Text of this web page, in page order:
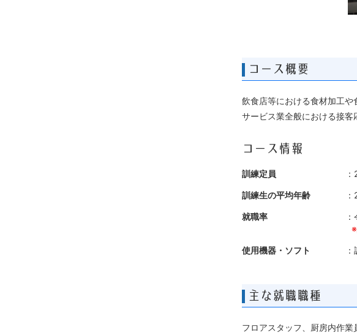
コース概要
飲食店等における食材加工や
サービス業全般における接客
コース情報
訓練定員
訓練生の平均年齢
就職率
使用機器・ソフト
主な就職職種
フロアスタッフ、厨房内作